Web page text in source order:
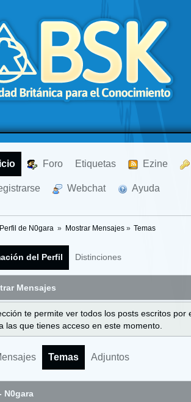
Foro Etiquetas Ezine
Webchat Ayuda
Perfil de N0gara » Mostrar Mensajes» Temas
del Perfil Distinciones
Mensajes
te permite ver todos los posts escritos
las que tienes acceso en este momento.
Temas Adjuntos
N0gara